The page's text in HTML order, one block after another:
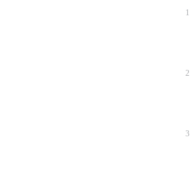
1
2
3